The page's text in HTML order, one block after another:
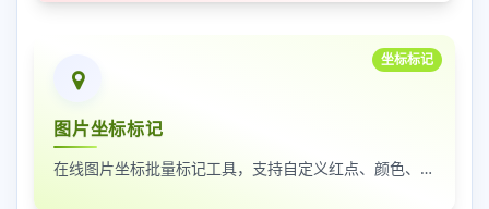
坐标标记
图片坐标标记
在线图片坐标批量标记工具，支持自定义红点、颜色、大小及序号